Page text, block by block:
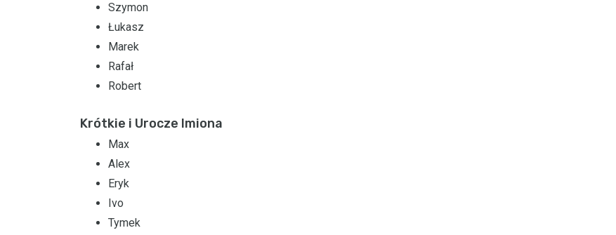
Szymon
Łukasz
Marek
Rafał
Robert
Krótkie i Urocze Imiona
Max
Alex
Eryk
Ivo
Tymek